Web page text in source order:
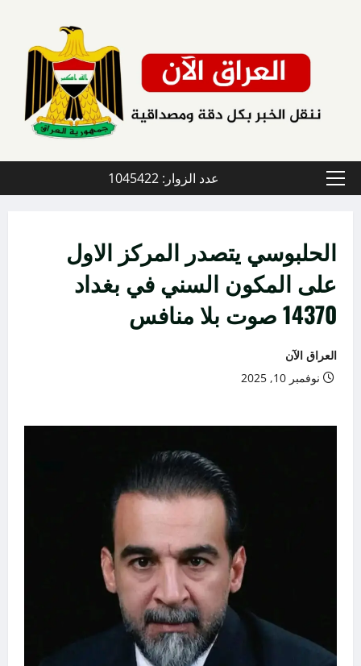
القائمة
عدد الزوار: 1045422
الحلبوسي يتصدر المركز الاول
على المكون السني في بغداد
14370 صوت بلا منافس
العراق الآن
نوفمبر 10, 2025